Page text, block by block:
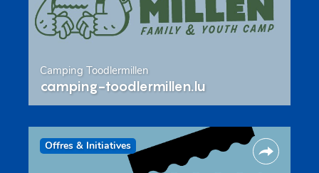
Camping Toodlermillen
camping-toodlermillen.lu
Offres & Initiatives